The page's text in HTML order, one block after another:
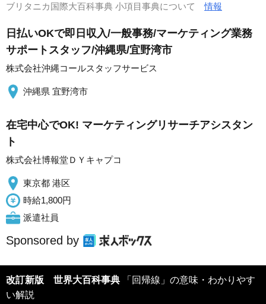
ブリタニカ国際大百科事典 小項目事典について情報
日払いOKで即日収入/一般事務/マーケティング業務
サポートスタッフ/沖縄県/宜野湾市
株式会社沖縄コールスタッフサービス
沖縄県 宜野湾市
在宅中心でOK! マーケティングリサーチアシスタン
ト
株式会社博報堂ＤＹキャプコ
東京都 港区
時給1,800円
派遣社員
Sponsored by
改訂新版 世界大百科事典 「回帰線」の意味・わかりやす
い解説